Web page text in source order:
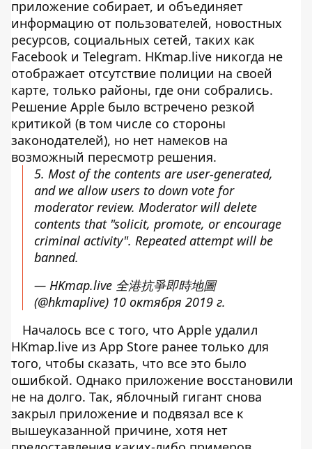
приложение собирает, и объединяет
информацию от пользователей, новостных
ресурсов, социальных сетей, таких как
Facebook и Telegram. HKmap.live никогда не
отображает отсутствие полиции на своей
карте, только районы, где они собрались.
Решение Apple было встречено резкой
критикой (в том числе со стороны
законодателей), но нет намеков на
возможный пересмотр решения.
5. Most of the contents are user-generated,
and we allow users to down vote for
moderator review. Moderator will delete
contents that "solicit, promote, or encourage
criminal activity". Repeated attempt will be
banned.
— HKmap.live 全港抗爭即時地圖
(@hkmaplive) 10 октября 2019 г.
Началось все с того, что Apple удалил
HKmap.live из App Store ранее только для
того, чтобы сказать, что все это было
ошибкой. Однако приложение восстановили
не на долго. Так, яблочный гигант снова
закрыл приложение и подвязал все к
вышеуказанной причине, хотя нет